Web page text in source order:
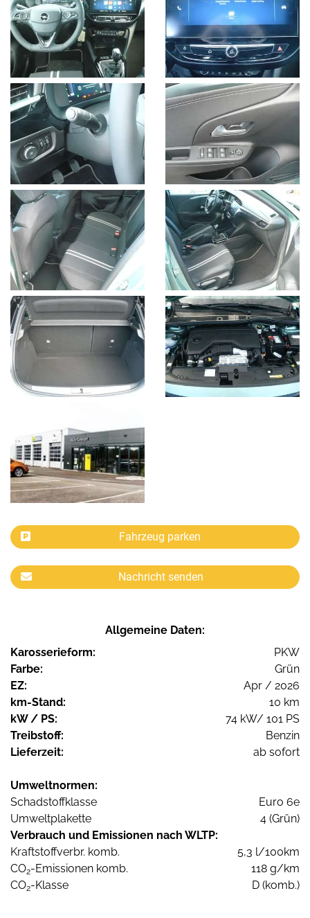
Fahrzeug parken
Nachricht senden
Allgemeine Daten:
Karosserieform:
PKW
Farbe:
Grün
EZ:
Apr / 2026
km-Stand:
10 km
kW / PS:
74 kW/ 101 PS
Treibstoff:
Benzin
Lieferzeit:
ab sofort
Umweltnormen:
Schadstoffklasse
Euro 6e
Umweltplakette
4 (Grün)
Verbrauch und Emissionen nach WLTP:
Kraftstoffverbr. komb.
5,3 l/100km
CO2-Emissionen komb.
118 g/km
CO2-Klasse D (komb.)